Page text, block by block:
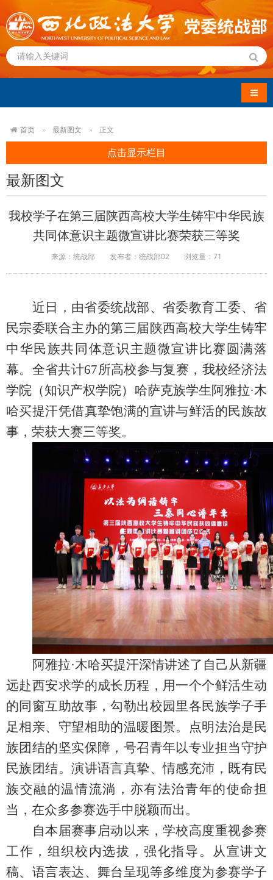
导航
首页 最新图文 正文
点击显示栏目
最新图文
我校学子在第三届陕西高校大学生铸牢中华民族
共同体意识主题微宣讲比赛荣获三等奖
来源：统战部 发布者：统战部02 浏览量： 71
近日 ， 由省委统战部、 省委教育工委、省
民宗委联合主办的第三届陕西高校大学生铸牢
中华民族共同体意识主题微宣讲比赛圆满落
幕。全省共计67所高校参与复赛， 我校经济法
学院（知识产权学院）哈萨克族学生阿雅拉·木
哈买提汗凭借真挚饱满的宣讲与鲜活的民族故
事， 荣获大赛三等奖。
阿雅拉·木哈买提汗深情讲述了自己 从新疆
远赴西安求学的成长历程，用一个个鲜活生动
的同窗互助故事，勾勒出校园里各民族学子手
足相亲、守望相助的温暖图景。点明法治是民
族团结的坚实保障，号召青年以专业担当守护
民族团结。演讲语言真挚、情感充沛， 既有民
族交融的温情流淌，亦有法治青年的使命担
当， 在众多参赛选手中脱颖而出。
自本届赛事启动以来， 学校高度重视参赛
工作 ， 组织校内选拔 ，强化指导。
从宣讲文
稿、语言表达、舞台呈现等多维度为参赛学子